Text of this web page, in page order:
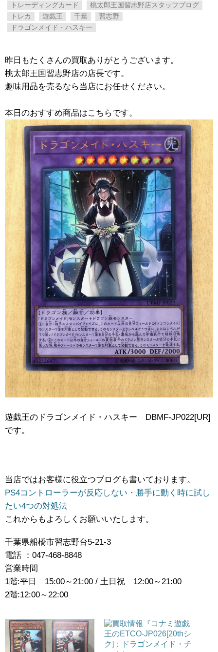
トレーディングカード
桃太郎王国習志野店スタッフブログ
トレカ
遊戯王 千葉
習志野
ドラゴンメイド・ハスキー
昨日もたくさんの買取ありがとうございます。
桃太郎王国習志野店の店長です。
趣味用品を売るなら当店にお任せください。
本日のおすすめ商品はこちらです。
遊戯王のドラゴンメイド・ハスキー DBMF-JP022[UR]
です。
当店ではお客様に役立つブログも書いております。
PS4コントローラーが反応しない・勝手に動く時に試し
たい4つの対処法
これからもよろしくお願いいたします。
千葉県船橋市習志野台5-21-3
電話 ：047-468-8848
営業時間
1階:平日 15:00～21:00 / 土日祝 12:00～21:00
2階:12:00～22:00